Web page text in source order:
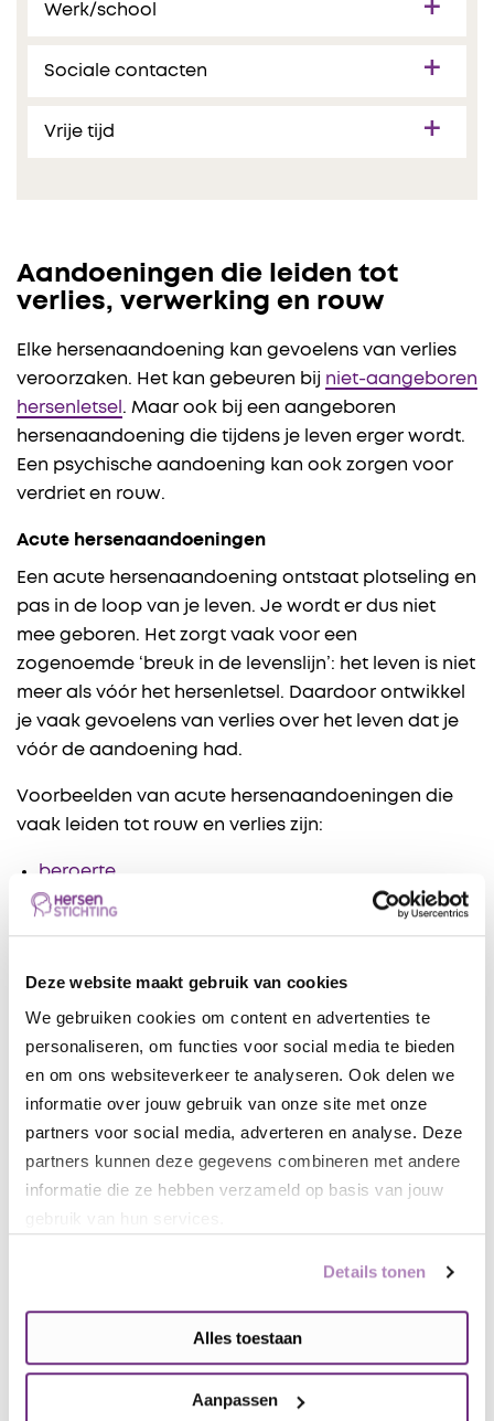
Deze website maakt gebruik van cookies
We gebruiken cookies om content en advertenties te
personaliseren, om functies voor social media te bieden
en om ons websiteverkeer te analyseren. Ook delen we
informatie over jouw gebruik van onze site met onze
partners voor social media, adverteren en analyse. Deze
partners kunnen deze gegevens combineren met andere
informatie die ze hebben verzameld op basis van jouw
gebruik van hun services.
Details tonen
Alles toestaan
Aanpassen
Werk/school
Sociale contacten
Vrije tijd
Aandoeningen die leiden tot
verlies, verwerking en rouw
Elke hersenaandoening kan gevoelens van verlies
veroorzaken. Het kan gebeuren bij niet-aangeboren
hersenletsel . Maar ook bij een aangeboren
hersenaandoening die tijdens je leven erger wordt.
Een psychische aandoening kan ook zorgen voor
verdriet en rouw.
Acute hersenaandoeningen
Een acute hersenaandoening ontstaat plotseling en
pas in de loop van je leven. Je wordt er dus niet
mee geboren. Het zorgt vaak voor een
zogenoemde ‘breuk in de levenslijn’: het leven is niet
meer als vóór het hersenletsel. Daardoor ontwikkel
je vaak gevoelens van verlies over het leven dat je
vóór de aandoening had.
Voorbeelden van acute hersenaandoeningen die
vaak leiden tot rouw en verlies zijn:
beroerte
traumatisch hersenletsel
Progressieve hersenaandoeningen
Een progressieve hersenaandoening is blijvend en
wordt steeds erger. Het kan zijn dat je met de
aandoening geboren bent.
Bij dit soort aandoeningen komen de gevoelens van
verlies meestal langzamer. Je kunt rouwen over het
leven dat je vóór de aandoening had. En omdat je
hersenaandoeningen die vaak leiden tot rouw en
dementie
multiple sclerose (MS)